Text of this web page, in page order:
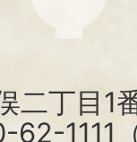
二丁目1
62-1111